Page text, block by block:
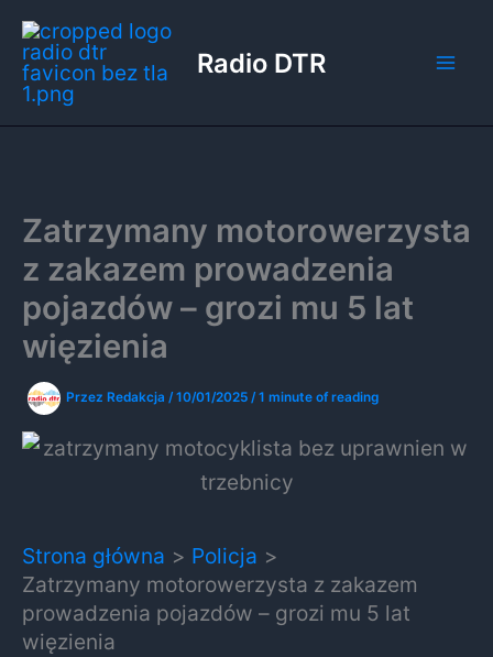
Przejdź
do
treści
Radio DTR
Zatrzymany motorowerzysta
z zakazem prowadzenia
pojazdów – grozi mu 5 lat
więzienia
Przez Redakcja /10/01/2025 /1 minute of reading
Strona główna
Policja
Zatrzymany motorowerzysta z zakazem
prowadzenia pojazdów – grozi mu 5 lat
więzienia